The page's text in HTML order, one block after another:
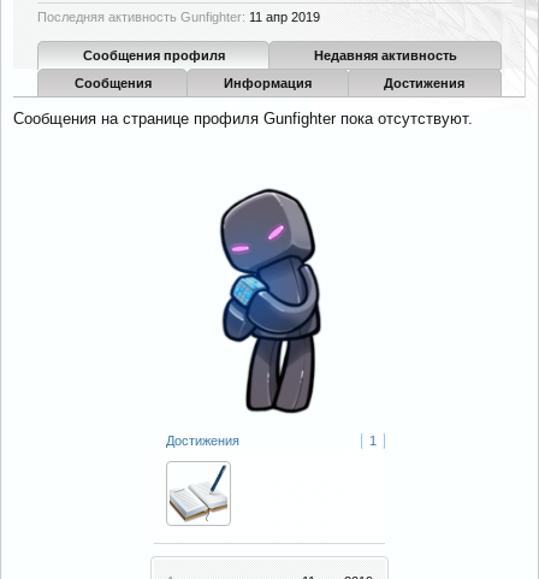
Достижения 1
Последняя активность Gunfighter: 11 апр 2019
Сообщения профиля
Недавняя активность
Сообщения
Информация Достижения
Сообщения на странице профиля Gunfighter пока отсутствуют.